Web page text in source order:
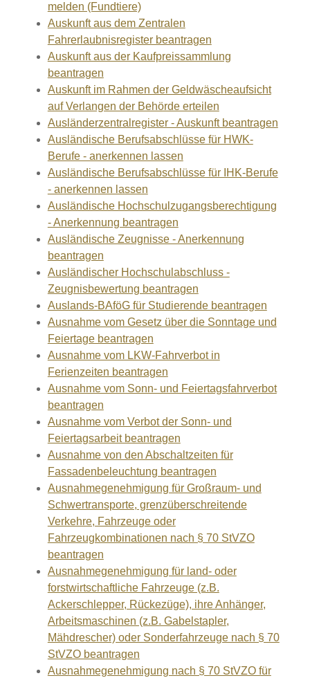
melden (Fundtiere)
Auskunft aus dem Zentralen
Fahrerlaubnisregister beantragen
Auskunft aus der Kaufpreissammlung
beantragen
Auskunft im Rahmen der Geldwäscheaufsicht
auf Verlangen der Behörde erteilen
Ausländerzentralregister - Auskunft beantragen
Ausländische Berufsabschlüsse für HWK-
Berufe - anerkennen lassen
Ausländische Berufsabschlüsse für IHK-Berufe
- anerkennen lassen
Ausländische Hochschulzugangsberechtigung
- Anerkennung beantragen
Ausländische Zeugnisse - Anerkennung
beantragen
Ausländischer Hochschulabschluss -
Zeugnisbewertung beantragen
Auslands-BAföG für Studierende beantragen
Ausnahme vom Gesetz über die Sonntage und
Feiertage beantragen
Ausnahme vom LKW-Fahrverbot in
Ferienzeiten beantragen
Ausnahme vom Sonn- und Feiertagsfahrverbot
beantragen
Ausnahme vom Verbot der Sonn- und
Feiertagsarbeit beantragen
Ausnahme von den Abschaltzeiten für
Fassadenbeleuchtung beantragen
Ausnahmegenehmigung für Großraum- und
Schwertransporte, grenzüberschreitende
Verkehre, Fahrzeuge oder
Fahrzeugkombinationen nach § 70 StVZO
beantragen
Ausnahmegenehmigung für land- oder
forstwirtschaftliche Fahrzeuge (z.B.
Ackerschlepper, Rückezüge), ihre Anhänger,
Arbeitsmaschinen (z.B. Gabelstapler,
Mähdrescher) oder Sonderfahrzeuge nach § 70
StVZO beantragen
Ausnahmegenehmigung nach § 70 StVZO für